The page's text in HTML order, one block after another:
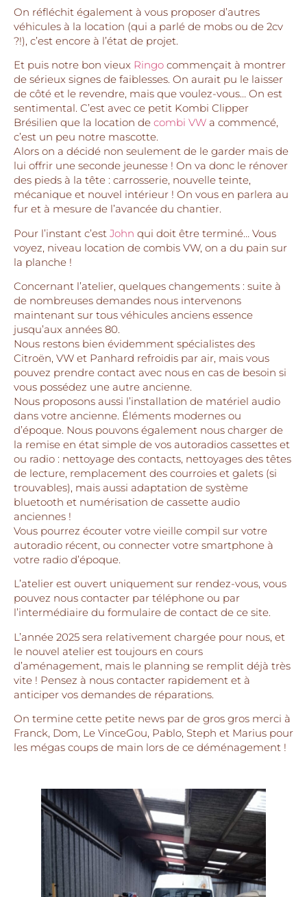
On réfléchit également à vous proposer d’autres
véhicules à la location (qui a parlé de mobs ou de 2cv
?!), c’est encore à l’état de projet.
Et puis notre bon vieux Ringo commençait à montrer
de sérieux signes de faiblesses. On aurait pu le laisser
de côté et le revendre, mais que voulez-vous… On est
sentimental. C’est avec ce petit Kombi Clipper
Brésilien que la location de combi VW a commencé,
c’est un peu notre mascotte.
Alors on a décidé non seulement de le garder mais de
lui offrir une seconde jeunesse ! On va donc le rénover
des pieds à la tête : carrosserie, nouvelle teinte,
mécanique et nouvel intérieur ! On vous en parlera au
fur et à mesure de l’avancée du chantier.
Pour l’instant c’est John qui doit être terminé… Vous
voyez, niveau location de combis VW, on a du pain sur
la planche !
Concernant l’atelier, quelques changements : suite à
de nombreuses demandes nous intervenons
maintenant sur tous véhicules anciens essence
jusqu’aux années 80.
Nous restons bien évidemment spécialistes des
Citroën, VW et Panhard refroidis par air, mais vous
pouvez prendre contact avec nous en cas de besoin si
vous possédez une autre ancienne.
Nous proposons aussi l’installation de matériel audio
dans votre ancienne. Éléments modernes ou
d’époque. Nous pouvons également nous charger de
la remise en état simple de vos autoradios cassettes et
ou radio : nettoyage des contacts, nettoyages des têtes
de lecture, remplacement des courroies et galets (si
trouvables), mais aussi adaptation de système
bluetooth et numérisation de cassette audio
anciennes !
Vous pourrez écouter votre vieille compil sur votre
autoradio récent, ou connecter votre smartphone à
votre radio d’époque.
L’atelier est ouvert uniquement sur rendez-vous, vous
pouvez nous contacter par téléphone ou par
l’intermédiaire du formulaire de contact de ce site.
L’année 2025 sera relativement chargée pour nous, et
le nouvel atelier est toujours en cours
d’aménagement, mais le planning se remplit déjà très
vite ! Pensez à nous contacter rapidement et à
anticiper vos demandes de réparations.
On termine cette petite news par de gros gros merci à
Franck, Dom, Le VinceGou, Pablo, Steph et Marius pour
les mégas coups de main lors de ce déménagement !